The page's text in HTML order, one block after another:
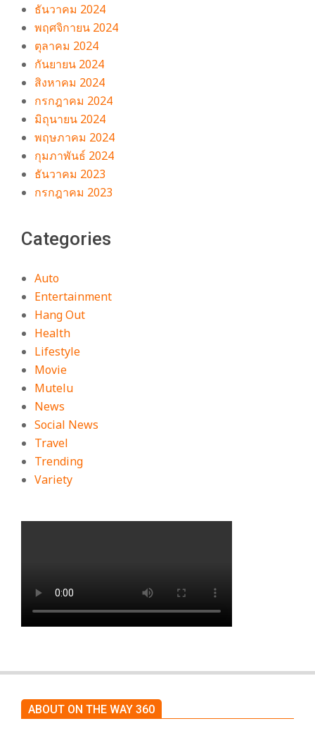
ธันวาคม 2024
พฤศจิกายน 2024
ตุลาคม 2024
กันยายน 2024
สิงหาคม 2024
กรกฎาคม 2024
มิถุนายน 2024
พฤษภาคม 2024
กุมภาพันธ์ 2024
ธันวาคม 2023
กรกฎาคม 2023
Categories
Auto
Entertainment
Hang Out
Health
Lifestyle
Movie
Mutelu
News
Social News
Travel
Trending
Variety
ABOUT ON THE WAY 360